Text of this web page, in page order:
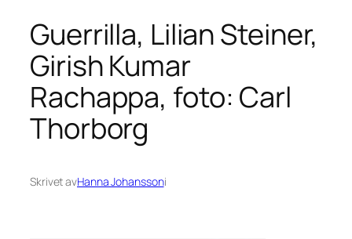
Guerrilla, Lilian Steiner,
Girish Kumar
Rachappa, foto: Carl
Thorborg
Skrivet avHanna Johanssoni